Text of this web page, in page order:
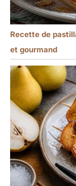
Recette de
et gourmand